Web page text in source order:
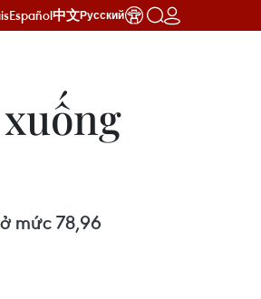
Español中文Русский
mức 78,96